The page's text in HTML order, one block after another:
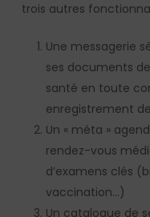
trois autres
Une messagerie
ses documents
santé en toute
enregistrement
Un « méta »
rendez-vous
d’examens clés
vaccination…)
Un catalogue de